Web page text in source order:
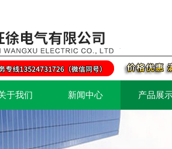
于我们 新闻中心 产品展